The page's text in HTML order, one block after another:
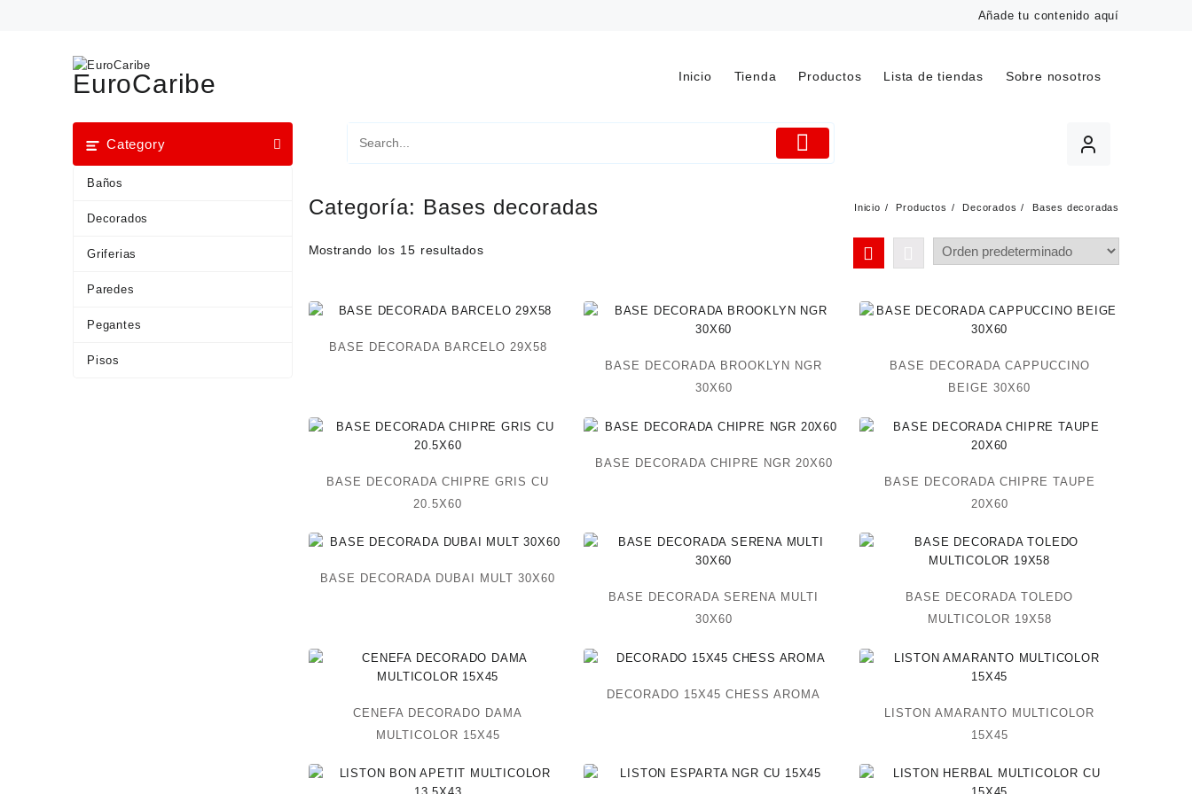
Añade tu contenido aquí
EuroCaribe Inicio Tienda Productos Lista de tiendas Sobre nosotros
Category
Baños
Decorados
Griferias
Paredes
Pegantes
Pisos
Categoría: Bases decoradas Inicio Productos Decorados Bases decoradas
Mostrando los 15 resultados
BASE DECORADA BARCELO 29X58
BASE DECORADA BROOKLYN NGR
30X60
BASE DECORADA CAPPUCCINO
BEIGE 30X60
BASE DECORADA CHIPRE GRIS CU
20.5X60
BASE DECORADA CHIPRE NGR 20X60
BASE DECORADA CHIPRE TAUPE
20X60
BASE DECORADA DUBAI MULT 30X60
BASE DECORADA SERENA MULTI
30X60
BASE DECORADA TOLEDO
MULTICOLOR 19X58
CENEFA DECORADO DAMA
MULTICOLOR 15X45
DECORADO 15X45 CHESS AROMA
LISTON AMARANTO MULTICOLOR
15X45